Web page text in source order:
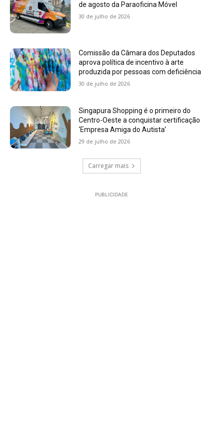
de agosto da Paraoficina Móvel
30 de julho de 2026
Comissão da Câmara dos Deputados
aprova política de incentivo à arte
produzida por pessoas com deficiência
30 de julho de 2026
Singapura Shopping é o primeiro do
Centro-Oeste a conquistar certificação
‘Empresa Amiga do Autista’
29 de julho de 2026
Carregar mais
PUBLICIDADE